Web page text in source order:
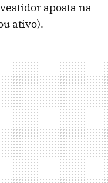
aposta na
ativo).